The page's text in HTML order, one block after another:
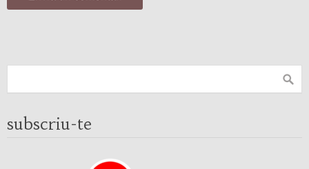
subscriu-te